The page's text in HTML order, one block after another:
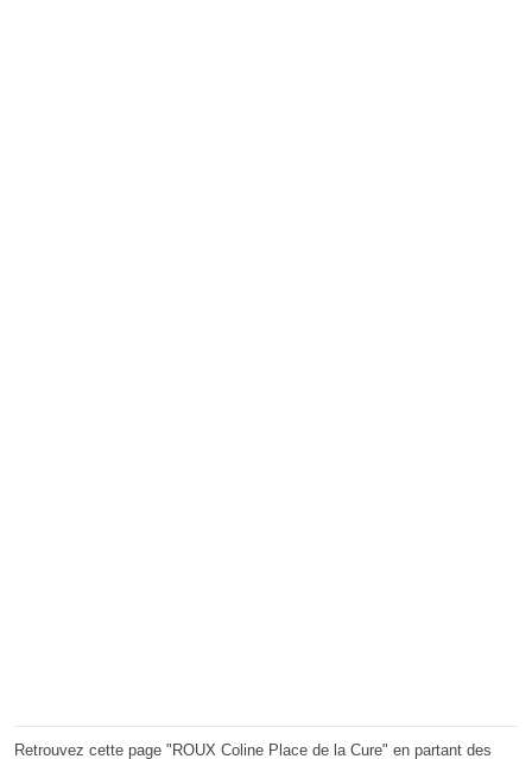
Retrouvez cette page "ROUX Coline Place de la Cure" en partant des